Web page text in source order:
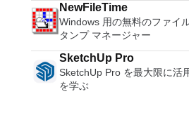
から64MBまでの単一の物理
限されなくなりました。 高
フィックス：PCSX2を使用す
1080pまたは4K HDでゲーム
きます。 全体として、
ュレーターの機能は優れてい
ゲームを高い精度でエミュレ
サービスを介してVNC
ているコンピューターに接
Apple Screen Sharing（ARD
を実行しているコンピュータ
続します。 各デバイスで
サインインして、すべてのデ
NewFileTime
Windows 用の無料のファイ
タンプ マネージャー
SketchUp Pro
SketchUp Pro を最大限に活
を学ぶ